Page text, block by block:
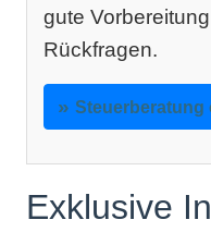
gute
Rückfragen.
Steuerberatung
Exklusive